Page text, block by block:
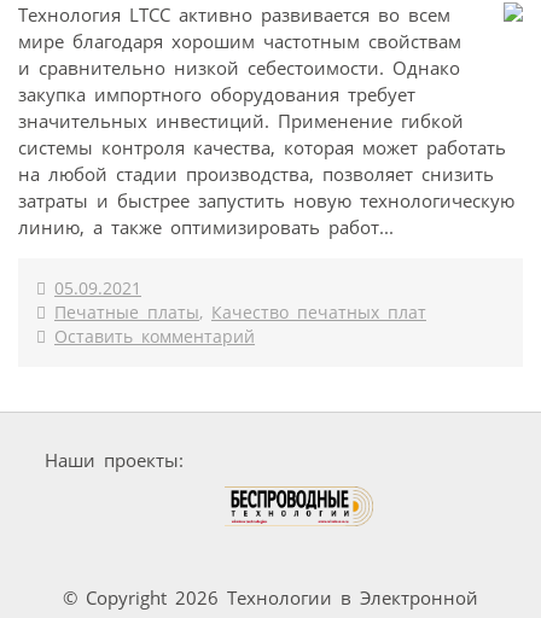
Технология LTCC активно развивается во всем
мире благодаря хорошим частотным свойствам
и сравнительно низкой себестоимости. Однако
закупка импортного оборудования требует
значительных инвестиций. Применение гибкой
системы контроля качества, которая может работать
на любой стадии производства, позволяет снизить
затраты и быстрее запустить новую технологическую
линию, а также оптимизировать работ...
05.09.2021
Печатные платы, Качество печатных плат
Оставить комментарий
Наши проекты:
© Copyright 2026 Технологии в Электронной